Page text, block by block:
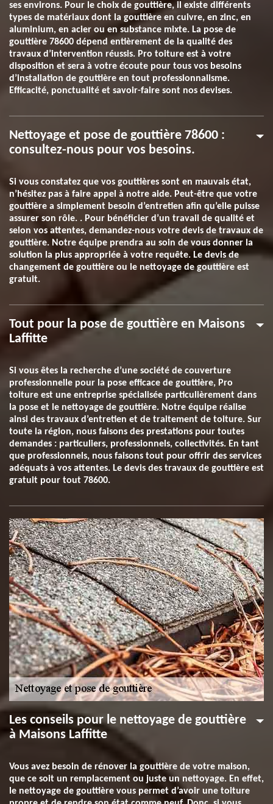
ses environs. Pour le choix de gouttière, il existe différents
types de matériaux dont la gouttière en cuivre, en zinc, en
aluminium, en acier ou en substance mixte. La pose de
gouttière 78600 dépend entièrement de la qualité des
travaux d’intervention réussis. Pro toiture est à votre
disposition et sera à votre écoute pour tous vos besoins
d’installation de gouttière en tout professionnalisme.
Efficacité, ponctualité et savoir-faire sont nos devises.
Nettoyage et pose de gouttière 78600 :
consultez-nous pour vos besoins.
Si vous constatez que vos gouttières sont en mauvais état,
n’hésitez pas à faire appel à notre aide. Peut-être que votre
gouttière a simplement besoin d’entretien afin qu’elle puisse
assurer son rôle. . Pour bénéficier d’un travail de qualité et
selon vos attentes, demandez-nous votre devis de travaux de
gouttière. Notre équipe prendra au soin de vous donner la
solution la plus appropriée à votre requête. Le devis de
changement de gouttière ou le nettoyage de gouttière est
gratuit.
Tout pour la pose de gouttière en Maisons
Laffitte
Si vous êtes la recherche d’une société de couverture
professionnelle pour la pose efficace de gouttière, Pro
toiture est une entreprise spécialisée particulièrement dans
la pose et le nettoyage de gouttière. Notre équipe réalise
ainsi des travaux d’entretien et de traitement de toiture. Sur
toute la région, nous faisons des prestations pour toutes
demandes : particuliers, professionnels, collectivités. En tant
que professionnels, nous faisons tout pour offrir des services
adéquats à vos attentes. Le devis des travaux de gouttière est
gratuit pour tout 78600.
Les conseils pour le nettoyage de gouttière
à Maisons Laffitte
Vous avez besoin de rénover la gouttière de votre maison,
que ce soit un remplacement ou juste un nettoyage. En effet,
le nettoyage de gouttière vous permet d’avoir une toiture